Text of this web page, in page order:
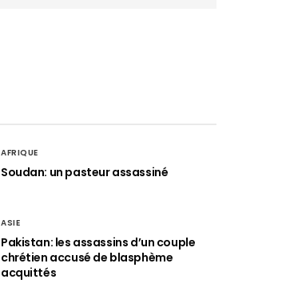
AFRIQUE
Soudan: un pasteur assassiné
ASIE
Pakistan: les assassins d’un couple
chrétien accusé de blasphème
acquittés